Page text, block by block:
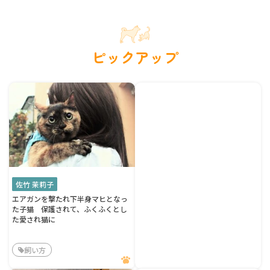
ピックアップ
佐竹 茉莉子
エアガンを撃たれ下半身マヒとなっ
た子猫 保護されて、ふくふくとし
た愛され猫に
飼い方